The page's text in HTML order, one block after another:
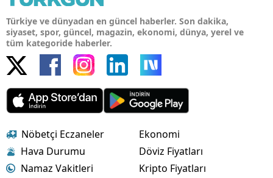
Türkiye ve dünyadan en güncel haberler. Son dakika,
siyaset, spor, güncel, magazin, ekonomi, dünya, yerel ve
tüm kategoride haberler.
Nöbetçi Eczaneler
Hava Durumu
Namaz Vakitleri
Ekonomi
Döviz Fiyatları
Kripto Fiyatları